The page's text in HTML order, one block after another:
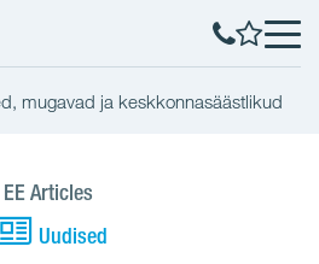
mugavad ja keskkonnasäästlikud
EE Articles
Uudised